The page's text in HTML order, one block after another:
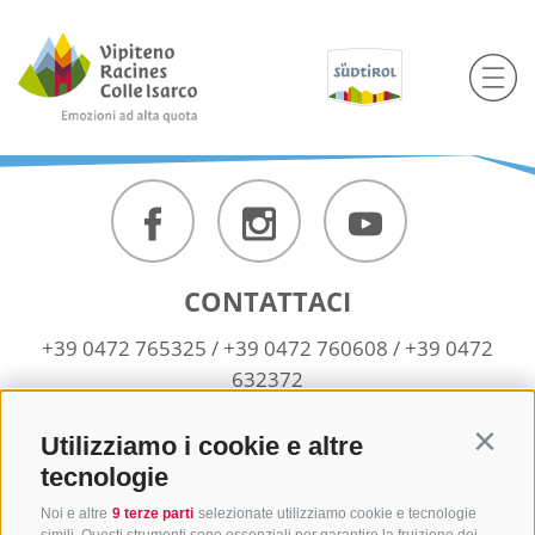
Utilizziamo i cookie e altre
tecnologie
Noi e altre 9 terze parti selezionate utilizziamo cookie e tecnologie
CONTATTACI
+39 0472 765325 / +39 0472 760608 / +39 0472
632372
NEWSLETTER